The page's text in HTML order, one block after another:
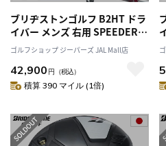
ブリヂストンゴルフ B2HT ドラ
イバー メンズ 右用 SPEEDER
NX BS40w カーボンシャフト 日
本正規品 2023年モデル
ゴルフショップ ジーパーズ JAL Mall店
42,900 円 （税込）
積算 390 マイル (1倍)